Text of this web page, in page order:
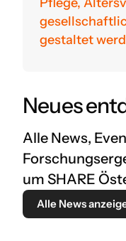
gestaltet
Neues
Alle News,
um SHARE
Alle News